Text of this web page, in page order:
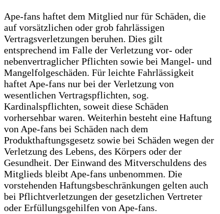
Ape-fans haftet dem Mitglied nur für Schäden, die
auf vorsätzlichen oder grob fahrlässigen
Vertragsverletzungen beruhen. Dies gilt
entsprechend im Falle der Verletzung vor- oder
nebenvertraglicher Pflichten sowie bei Mangel- und
Mangelfolgeschäden. Für leichte Fahrlässigkeit
haftet Ape-fans nur bei der Verletzung von
wesentlichen Vertragspflichten, sog.
Kardinalspflichten, soweit diese Schäden
vorhersehbar waren. Weiterhin besteht eine Haftung
von Ape-fans bei Schäden nach dem
Produkthaftungsgesetz sowie bei Schäden wegen der
Verletzung des Lebens, des Körpers oder der
Gesundheit. Der Einwand des Mitverschuldens des
Mitglieds bleibt Ape-fans unbenommen. Die
vorstehenden Haftungsbeschränkungen gelten auch
bei Pflichtverletzungen der gesetzlichen Vertreter
oder Erfüllungsgehilfen von Ape-fans.